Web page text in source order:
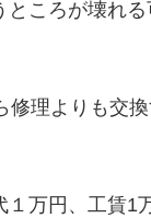
ころが壊れ
理よりも交
万円、工賃1